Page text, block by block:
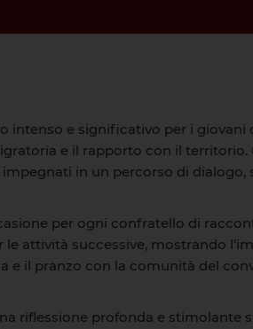
intenso e significativo per i
e il rapporto con il
in un percorso di
per ogni confratello di
attività successive, mostrando
e il pranzo con la comunità del
riflessione profonda e stimolante